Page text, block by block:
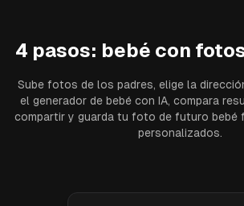
4 pasos: bebé con
Sube fotos de los padres, elige la
el generador de bebé con IA, compara
compartir y guarda tu foto de futuro bebé
personalizados.